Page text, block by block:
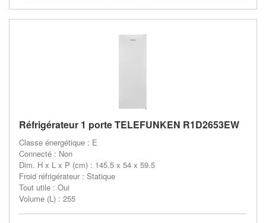
Réfrigérateur 1 porte TELEFUNKEN R1D2653EW
Classe énergétique : E
Connecté : Non
Dim. H x L x P (cm) : 145.5 x 54 x 59.5
Froid réfrigérateur : Statique
Tout utile : Oui
Volume (L) : 255